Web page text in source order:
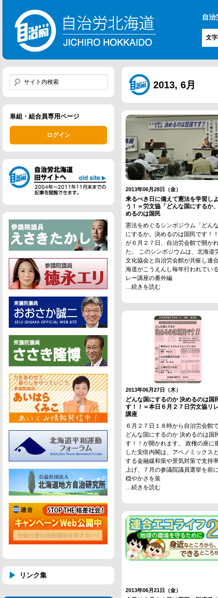
自治
文
単組・組合員専用ページ
ログイン
リンク集
2013, 6月
2013年06月28日（金）
来るべき日に備えて憲法を学習し
う！＝労文協「どんな国にするか
めるのは国民
憲法をめぐるシンポジウム「どん
にするか。決めるのは国民です！
が６月２７日、自治労会館で開か
た。 このシンポジウムは、北海道
文化協会と自治労会館が共催し連
海道がこうえんし毎年行われてい
レー講座の番外編
…続きを読む
2013年06月27日（木）
どんな国にするのか 決めるのは国
す！！＝本日６月２７日労文協リ
講座
６月２７日１８時から自治労会館
どんな国にするのか 決めるのは国
す！！が開かれます。 政権の座に
した安倍内閣は、アベノミックス
する金融緩和策や景気対策で支持
上げ、７月の参議院議員選挙を前
穏やかさを装
…続きを読む
2013年06月21日（金）